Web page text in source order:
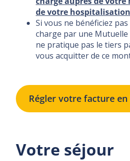
de votre hospitalisation
Si vous ne bénéficiez pas
charge par une Mutuelle
ne pratique pas le tiers
vous acquitter de ce
Régler votre facture en
Votre séjour